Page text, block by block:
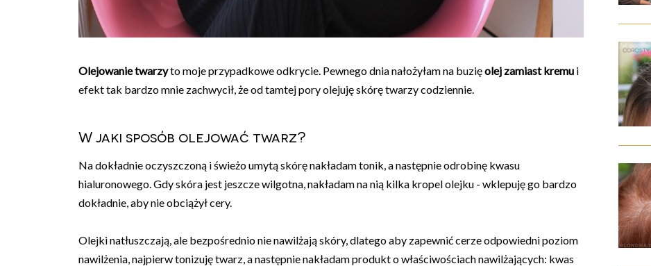
Olejowanie twarzyto moje przypadkowe odkrycie. Pewnego dnia nałożyłam na buzięolej zamiast kremu i
efekt tak bardzo mnie zachwycił, że od tamtej pory olejuję skórę twarzy codziennie.
W jaki sposób olejować twarz?
Na dokładnie oczyszczoną i świeżo umytą skórę nakładam tonik, a następnie odrobinę kwasu
hialuronowego. Gdy skóra jest jeszcze wilgotna, nakładam na nią kilka kropel olejku - wklepuję go bardzo
dokładnie, aby nie obciążył cery.
Olejki natłuszczają, ale bezpośrednio nie nawilżają skóry, dlatego aby zapewnić cerze odpowiedni poziom
nawilżenia, najpierw tonizuję twarz, a następnie nakładam produkt o właściwościach nawilżających: kwas